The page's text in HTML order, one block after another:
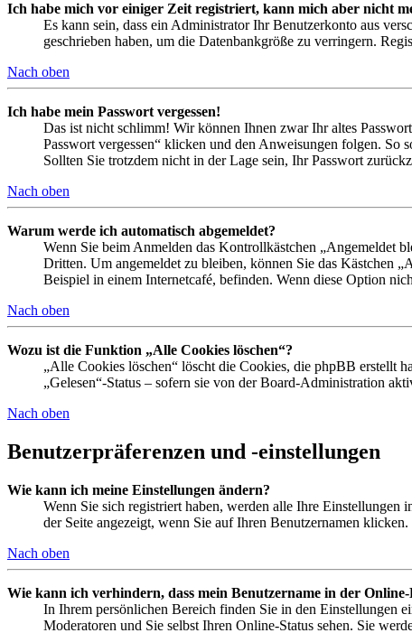
Ich habe mich vor einiger Zeit registriert, kann mich aber nicht
Es kann sein, dass ein Administrator Ihr Benutzerkonto aus
geschrieben haben, um die Datenbankgröße zu verringern.
Nach oben
Ich habe mein Passwort vergessen!
Das ist nicht schlimm! Wir können Ihnen zwar Ihr altes
Passwort vergessen“ klicken und den Anweisungen folgen. So
Sollten Sie trotzdem nicht in der Lage sein, Ihr Passwort
Nach oben
Warum werde ich automatisch abgemeldet?
Wenn Sie beim Anmelden das Kontrollkästchen „Angemeldet
Dritten. Um angemeldet zu bleiben, können Sie das Kästchen
Beispiel in einem Internetcafé, befinden. Wenn diese Option
Nach oben
Wozu ist die Funktion „Alle Cookies löschen“?
„Alle Cookies löschen“ löscht die Cookies, die phpBB erstellt
„Gelesen“-Status – sofern sie von der Board-Administration
Nach oben
Benutzerpräferenzen und -einstellungen
Wie kann ich meine Einstellungen ändern?
Wenn Sie sich registriert haben, werden alle Ihre Einstellungen
der Seite angezeigt, wenn Sie auf Ihren Benutzernamen
Nach oben
Wie kann ich verhindern, dass mein Benutzername in der
In Ihrem persönlichen Bereich finden Sie in den Einstellungen
Moderatoren und Sie selbst Ihren Online-Status sehen. Sie